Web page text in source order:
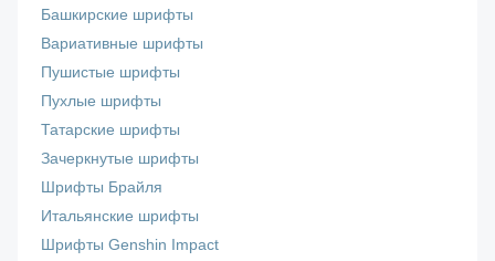
Башкирские шрифты
Вариативные шрифты
Пушистые шрифты
Пухлые шрифты
Татарские шрифты
Зачеркнутые шрифты
Шрифты Брайля
Итальянские шрифты
Шрифты Genshin Impact